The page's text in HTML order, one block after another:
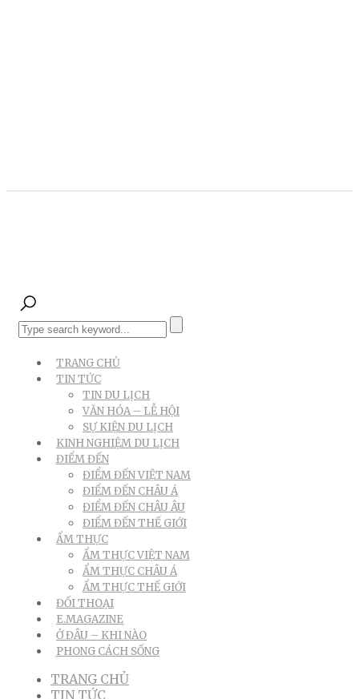
TRANG CHỦ
TIN TỨC
TIN DU LỊCH
VĂN HÓA – LỄ HỘI
SỰ KIỆN DU LỊCH
KINH NGHIỆM DU LỊCH
ĐIỂM ĐẾN
ĐIỂM ĐẾN VIỆT NAM
ĐIỂM ĐẾN CHÂU Á
ĐIỂM ĐẾN CHÂU ÂU
ĐIỂM ĐẾN THẾ GIỚI
ẨM THỰC
ẨM THỰC VIỆT NAM
ẨM THỰC CHÂU Á
ẨM THỰC THẾ GIỚI
ĐỐI THOẠI
E.MAGAZINE
Ở ĐÂU – KHI NÀO
PHONG CÁCH SỐNG
TRANG CHỦ
TIN TỨC